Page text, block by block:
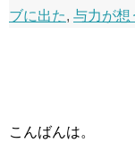
ブに出た, 与力が想
こんばんは。